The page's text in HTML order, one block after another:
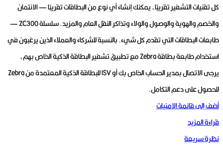
كل تقنيات التشفير تقريبًا، يمكنك إنشاء أي نوع من البطاقات تقريبًا — الائتمان
والخصم والهوية والوصول والولاء وتذاكر النقل العام والمزيد.
سلسلة ZC300 —
طابعات البطاقات التي تقدم كل شيء.بالنسبة للشركاء والعملاء الذين يرغبون في
استخدام طابعة بطاقة Zebra مع تطبيق تشفير البطاقة الذكية الخاص بهم،
يرجى الاتصال بمدير الحساب الخاص بك أو ISV للبطاقة الذكية المعتمدة من Zebra
للحصول على دعم التكامل.
أضف إلى قائمة الامنيات
قراءة المزيد
نظرة سريعة